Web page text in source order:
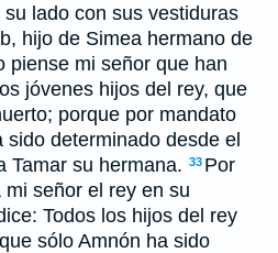
lado con sus vestiduras
hijo de Simea hermano de
piense mi señor que han
jóvenes hijos del rey, que
porque por mandato
determinado desde el
Tamar su hermana. 33 Por
señor el rey en su
Todos los hijos del rey
sólo Amnón ha sido